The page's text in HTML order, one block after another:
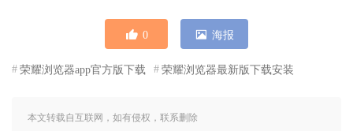
0 海报
荣耀浏览器app官方版下载 荣耀浏览器最新版下载安装
本文转载自互联网，如有侵权，联系删除